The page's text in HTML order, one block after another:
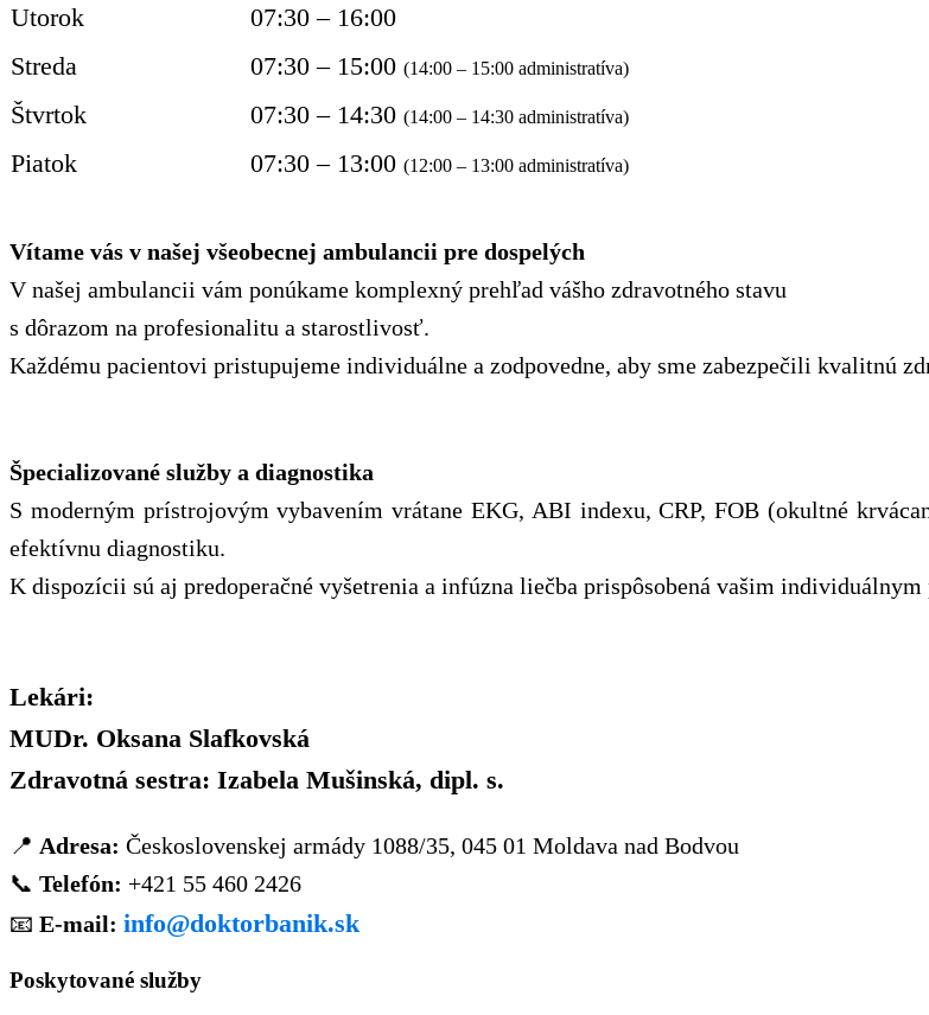
Utorok
07:30 – 16:00
Streda
07:30 – 15:00 (14:00 – 15:00 administratíva)
Štvrtok 07:30 – 14:30 (14:00 – 14:30 administratíva)
Piatok 07:30 – 13:00 (12:00 – 13:00 administratíva)
Vítame vás v našej všeobecnej ambulancii pre dospelých
V našej ambulancii vám ponúkame komplexný prehľad vášho zdravotného stavu
s dôrazom na profesionalitu a starostlivosť.
Každému pacientovi pristupujeme individuálne a zodpovedne, aby sme zabezpečili kvalitnú
Špecializované služby a diagnostika
S moderným prístrojovým vybavením vrátane EKG, ABI indexu, CRP, FOB (okultné
efektívnu diagnostiku.
K dispozícii sú aj predoperačné vyšetrenia a infúzna liečba prispôsobená vašim individuálnym
Lekári:
MUDr. Oksana Slafkovská
Zdravotná sestra: Izabela Mušinská, dipl. s.
📍 Adresa: Československej armády 1088/35, 045 01 Moldava nad Bodvou
📞 Telefón: +421 55 460 2426
📧 E-mail: info@doktorbanik.sk
Poskytované služby